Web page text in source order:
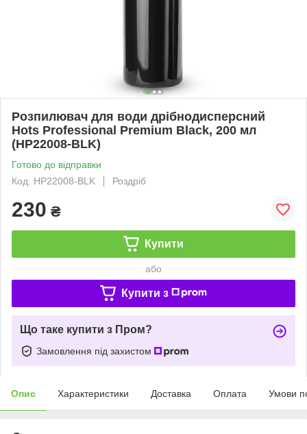
Розпилювач для води дрібнодисперсний
Hots Professional Premium Black, 200 мл
(HP22008-BLK)
Готово до відправки
Код: HP22008-BLK
Роздріб
230 ₴
Купити
або
Купити з
Що таке купити з Пром?
Замовлення під захистом
Опис Характеристики Доставка Оплата Умови